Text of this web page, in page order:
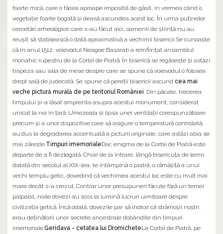
foarte mică, care o făcea aproape imposibil de găsit, în vremea când o
vegetație foarte bogată și deasă ascundea acest loc. În urma puținelor
cercetări arheologice care s-au făcut aici, oamenii de știință nu au
reușit să stabilească o dată aproximativă a vechimii bisericii.Se cunoaște
că în anul 1512, voievodul Neagoe Basarab a reînființat ansamblul
monahic rupestru de la Corbii de Piatră. În biserică se regăsește și astăzi
trapeza sau sala de mese despre care se spune că voievodul o folosea
drept sală de judecată. Se spune că pereții bisericii ascund cea mai
veche pictură murală de pe teritoriul României. Din păcate, trecerea
timpului și-a lăsat amprenta asupra acestui monument, considerat
unicat la noi în țară. Umezeala și lipsa unei ventilații corespunzătoare
precum și a unor dispozitive care să asigure o temperatură controlată,
au dus la degradarea accentuată a picturii originale, care astăzi abia se
mai zărește.Timpuri imemorialeDar, enigma de la Corbii de Piatră este
departe de a fi dezlegată. Chiar de la intrare, lângă bisericuța de lemn
datată din secolul al XIX-lea, te întâmpină o piatră, o rămășiță a unui
vechi templu getic, dovedind că vechimea acestui loc este cu mult mai
mare decât s-a crezut. Contrar unor presupuneri făcute fără un temei
palpabil, noile dovezi au scos la lumină lucruri uimitoare despre
civilizația getică. Încă odată, dovezile par să indice că strămoșii noștri,
erau deținătorii unor secrete ancestrale dobândite din timpuri
imemoriale.Geridava - cetatea lui DromicheteLa Corbii de Piatră, pe